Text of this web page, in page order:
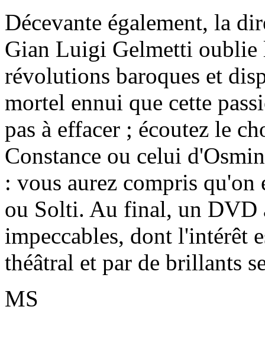
Décevante également, la
Gian Luigi Gelmetti oublie
révolutions baroques et
mortel ennui que cette
pas à effacer ; écoutez le
Constance ou celui
: vous aurez compris
ou Solti. Au final, un DVD
impeccables, dont l'intérêt
théâtral et par de brillants
MS